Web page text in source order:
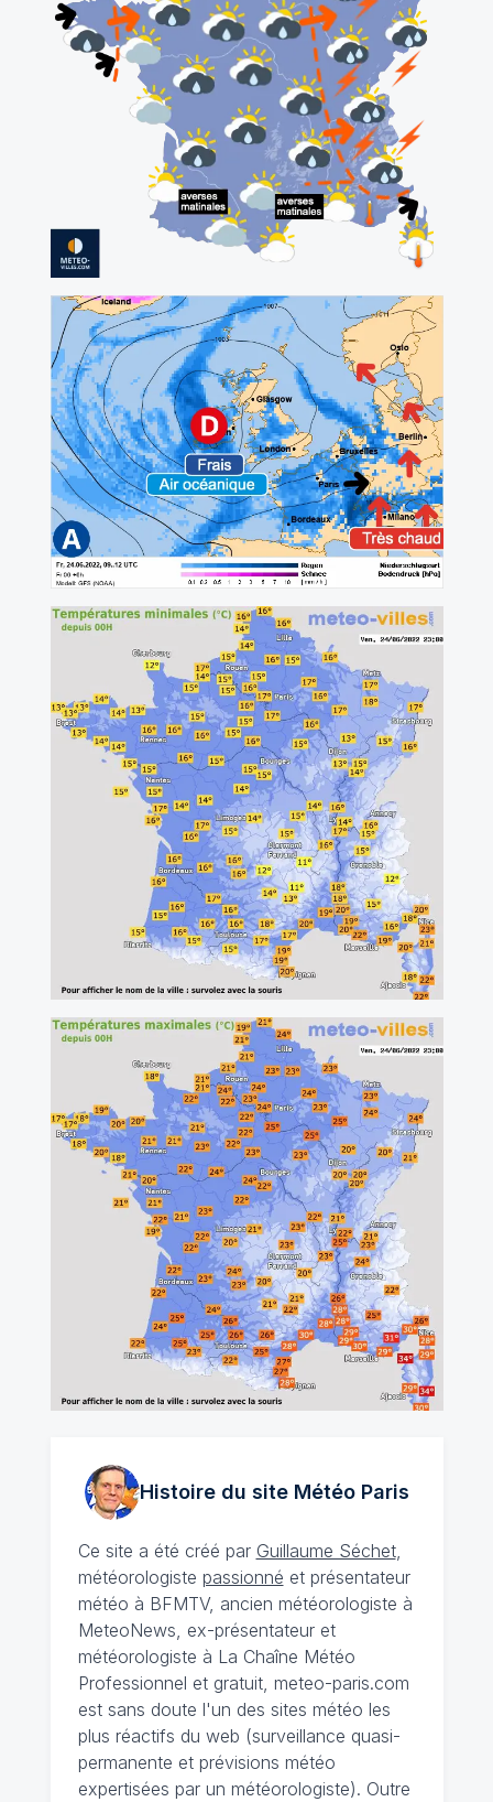
Histoire du site MétéoParis
Ce site a été créé par Guillaume Séchet,
météorologiste passionné et présentateur
météo à BFMTV, ancien météorologiste à
MeteoNews, ex-présentateur et
météorologiste à La Chaîne Météo
Professionnel et gratuit, meteo-paris.com
est sans doute l'un des sites météo les
plus réactifs du web (surveillance quasi-
permanente et prévisions météo
expertisées par un météorologiste). Outre